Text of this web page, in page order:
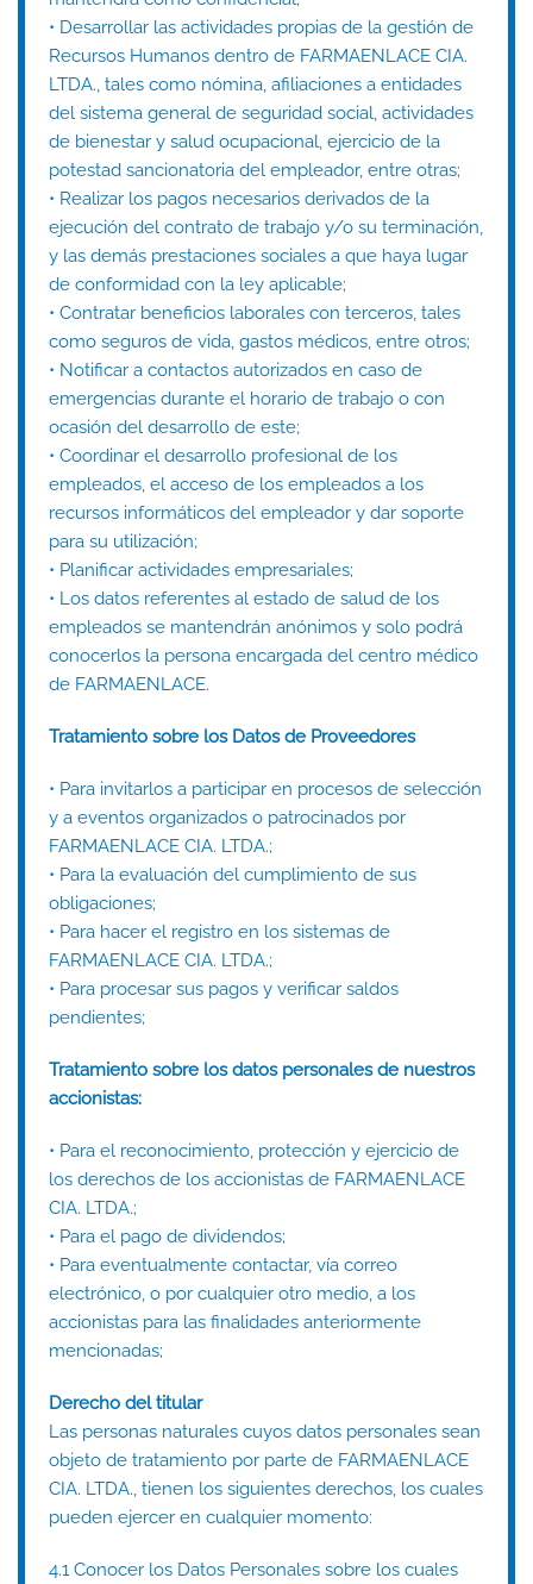
• Desarrollar las actividades propias de la gestión de
Recursos Humanos dentro de FARMAENLACE CIA.
LTDA., tales como nómina, afiliaciones a entidades
del sistema general de seguridad social, actividades
de bienestar y salud ocupacional, ejercicio de la
potestad sancionatoria del empleador, entre otras;
• Realizar los pagos necesarios derivados de la
ejecución del contrato de trabajo y/o su terminación,
y las demás prestaciones sociales a que haya lugar
de conformidad con la ley aplicable;
• Contratar beneficios laborales con terceros, tales
como seguros de vida, gastos médicos, entre otros;
• Notificar a contactos autorizados en caso de
emergencias durante el horario de trabajo o con
ocasión del desarrollo de este;
• Coordinar el desarrollo profesional de los
empleados, el acceso de los empleados a los
recursos informáticos del empleador y dar soporte
para su utilización;
• Planificar actividades empresariales;
• Los datos referentes al estado de salud de los
empleados se mantendrán anónimos y solo podrá
conocerlos la persona encargada del centro médico
de FARMAENLACE.
Tratamiento sobre los Datos de Proveedores
• Para invitarlos a participar en procesos de selección
y a eventos organizados o patrocinados por
FARMAENLACE CIA. LTDA.;
• Para la evaluación del cumplimiento de sus
obligaciones;
• Para hacer el registro en los sistemas de
FARMAENLACE CIA. LTDA.;
• Para procesar sus pagos y verificar saldos
pendientes;
Tratamiento sobre los datos personales de nuestros
accionistas:
• Para el reconocimiento, protección y ejercicio de
los derechos de los accionistas de FARMAENLACE
CIA. LTDA.;
• Para el pago de dividendos;
• Para eventualmente contactar, vía correo
electrónico, o por cualquier otro medio, a los
accionistas para las finalidades anteriormente
mencionadas;
Derecho del titular
Las personas naturales cuyos datos personales sean
objeto de tratamiento por parte de FARMAENLACE
CIA. LTDA., tienen los siguientes derechos, los cuales
pueden ejercer en cualquier momento:
4.1 Conocer los Datos Personales sobre los cuales